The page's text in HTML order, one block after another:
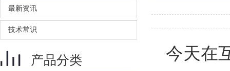
最新资讯
技术常识
产品分类 今天在